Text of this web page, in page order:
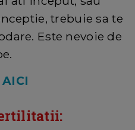
trebuie sa te
Este nevoie de